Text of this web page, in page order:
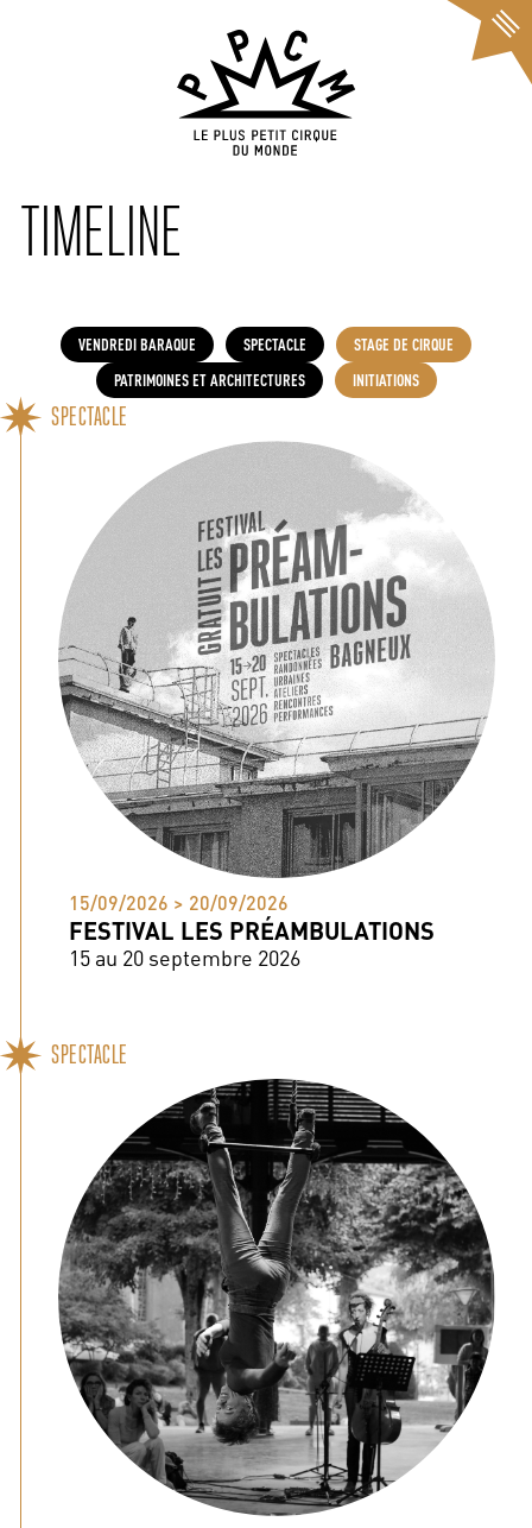
TIMELINE
VENDREDI BARAQUE SPECTACLE
STAGE DE CIRQUE
PATRIMOINES ET ARCHITECTURES
INITIATIONS
SPECTACLE
15/09/2026 > 20/09/2026
FESTIVAL LES PRÉAMBULATIONS
15 au 20 septembre 2026
SPECTACLE